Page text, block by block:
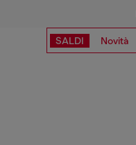
SALDI Novità